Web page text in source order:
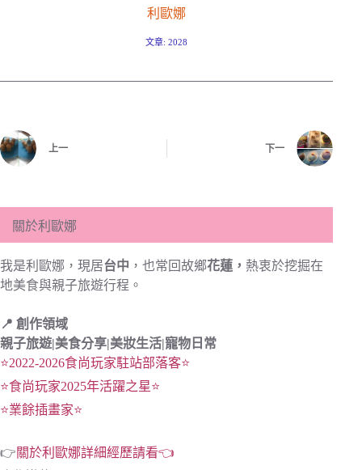
利歐娜
文章: 2028
上一 下一
關於利歐娜
我是利歐娜，現居台中 ，也常回故鄉花蓮， 熱衷於挖掘在
地美食與親子旅遊行程。
📍 創作領域
親子旅遊|美食分享|美妝生活|寵物日常
⭐2022-2026食尚玩家駐站部落客⭐
⭐食尚玩家2025年活躍之星⭐
⭐業餘插畫家⭐
👉關於利歐娜詳細經歷請看👈